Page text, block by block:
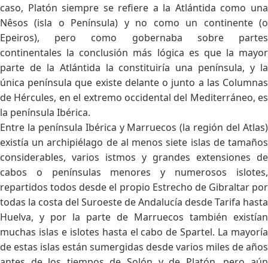
caso, Platón siempre se refiere a la Atlántida como una
Nêsos (isla o Península) y no como un continente (o
Epeiros), pero como gobernaba sobre partes
continentales la conclusión más lógica es que la mayor
parte de la Atlántida la constituiría una península, y la
única península que existe delante o junto a las Columnas
de Hércules, en el extremo occidental del Mediterráneo, es
la península Ibérica.
Entre la península Ibérica y Marruecos (la región del Atlas)
existía un archipiélago de al menos siete islas de tamaños
considerables, varios istmos y grandes extensiones de
cabos o penínsulas menores y numerosos islotes,
repartidos todos desde el propio Estrecho de Gibraltar por
todas la costa del Suroeste de Andalucía desde Tarifa hasta
Huelva, y por la parte de Marruecos también existían
muchas islas e islotes hasta el cabo de Spartel. La mayoría
de estas islas están sumergidas desde varios miles de años